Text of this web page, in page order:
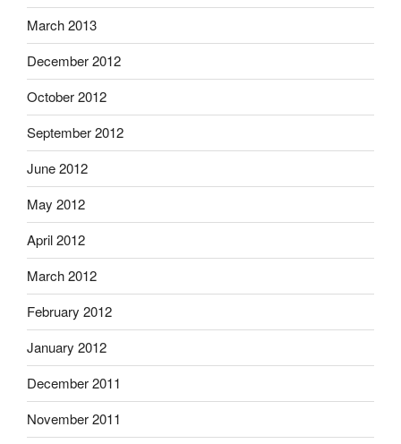
March 2013
December 2012
October 2012
September 2012
June 2012
May 2012
April 2012
March 2012
February 2012
January 2012
December 2011
November 2011